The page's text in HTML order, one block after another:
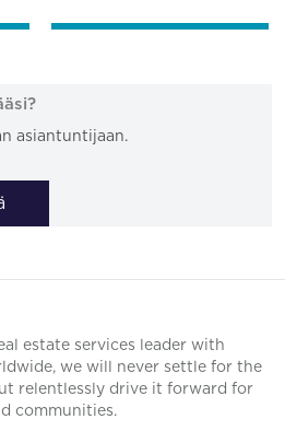
asiantuntijaan.
estate services leader with
we will never settle for the
relentlessly drive it forward for
communities.